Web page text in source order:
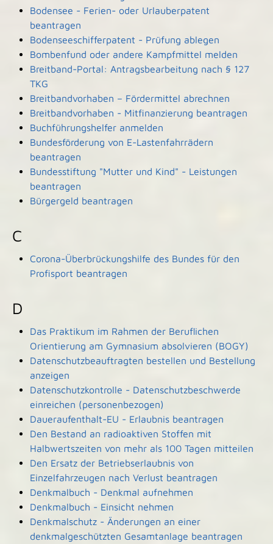
Bodensee - Ferien- oder Urlauberpatent
beantragen
Bodenseeschifferpatent - Prüfung ablegen
Bombenfund oder andere Kampfmittel melden
Breitband-Portal: Antragsbearbeitung nach § 127
TKG
Breitbandvorhaben – Fördermittel abrechnen
Breitbandvorhaben - Mitfinanzierung beantragen
Buchführungshelfer anmelden
Bundesförderung von E-Lastenfahrrädern
beantragen
Bundesstiftung "Mutter und Kind" - Leistungen
beantragen
Bürgergeld beantragen
C
Corona-Überbrückungshilfe des Bundes für den
Profisport beantragen
D
Das Praktikum im Rahmen der Beruflichen
Orientierung am Gymnasium absolvieren (BOGY)
Datenschutzbeauftragten bestellen und Bestellung
anzeigen
Datenschutzkontrolle - Datenschutzbeschwerde
einreichen (personenbezogen)
Daueraufenthalt-EU - Erlaubnis beantragen
Den Bestand an radioaktiven Stoffen mit
Halbwertszeiten von mehr als 100 Tagen mitteilen
Den Ersatz der Betriebserlaubnis von
Einzelfahrzeugen nach Verlust beantragen
Denkmalbuch - Denkmal aufnehmen
Denkmalbuch - Einsicht nehmen
Denkmalschutz - Änderungen an einer
denkmalgeschützten Gesamtanlage beantragen